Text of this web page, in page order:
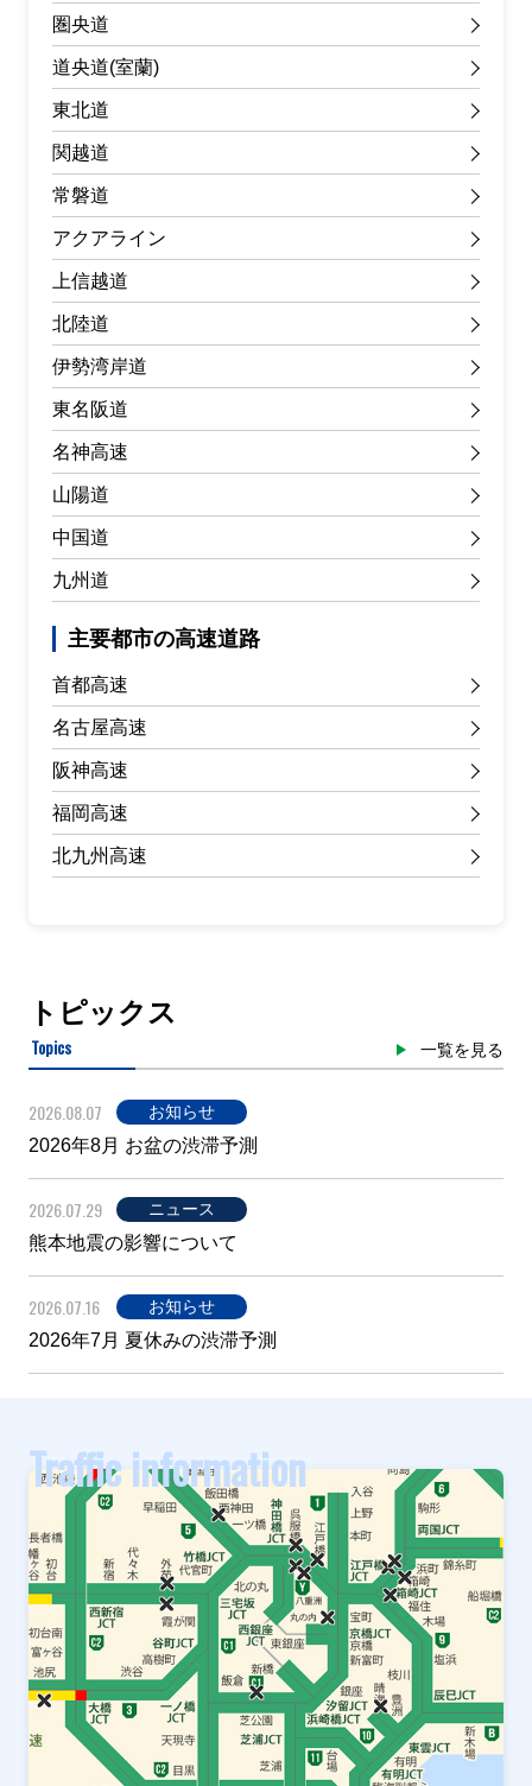
圏央道
道央道(室蘭)
東北道
関越道
常磐道
アクアライン
上信越道
北陸道
伊勢湾岸道
東名阪道
名神高速
山陽道
中国道
九州道
主要都市の高速道路
首都高速
名古屋高速
阪神高速
福岡高速
北九州高速
トピックス
Topics 一覧を見る
2026.08.07 お知らせ
2026年8月 お盆の渋滞予測
2026.07.29 ニュース
熊本地震の影響について
2026.07.16 お知らせ
2026年7月 夏休みの渋滞予測
Traffic information